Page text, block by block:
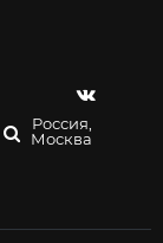
Россия,
Москва